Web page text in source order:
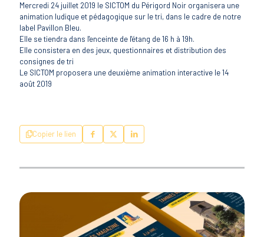
Mercredi 24 juillet 2019 le SICTOM du Périgord Noir organisera une
animation ludique et pédagogique sur le tri, dans le cadre de notre
label Pavillon Bleu.
Elle se tiendra dans l'enceinte de l'étang de 16 h à 19h.
Elle consistera en des jeux, questionnaires et distribution des
consignes de tri
Le SICTOM proposera une deuxième animation interactive le 14
août 2019
Copier le lien